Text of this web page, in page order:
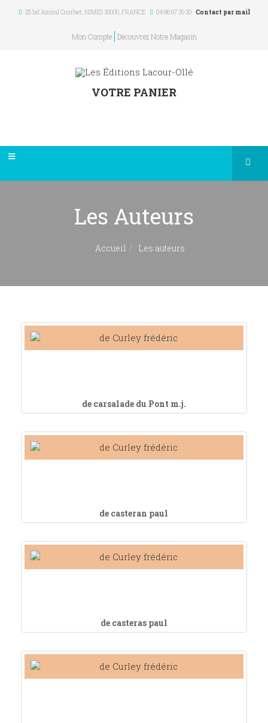
25 bd Amiral Courbet, NIMES 30000,FRANCE 04 66 67 30 30 Contact par mail
Mon Compte Découvrez Notre Magasin
VOTRE PANIER
Les Auteurs
Accueil Les auteurs
de carsalade du Pont m.j.
de casteran paul
de casteras paul